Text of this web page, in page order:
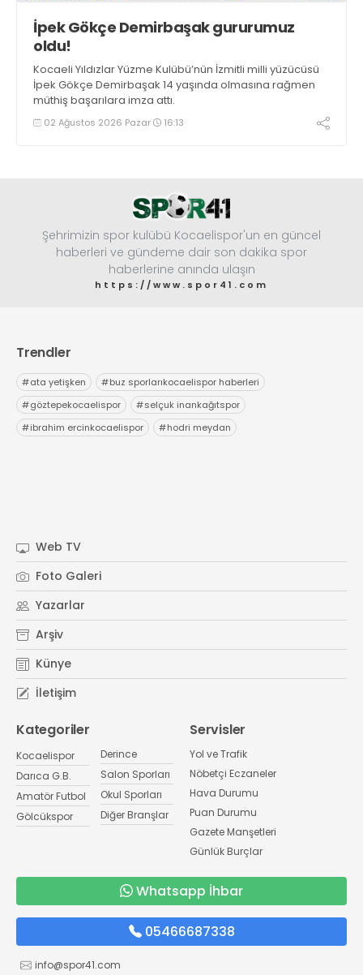
İpek Gökçe Demirbaşak gururumuz
oldu!
Kocaeli Yıldızlar Yüzme Kulübü’nün İzmitli milli yüzücüsü
İpek Gökçe Demirbaşak 14 yaşında olmasına rağmen
müthiş başarılara imza attı.
02 Ağustos 2026 Pazar 16:13
Şehrimizin spor kulübü Kocaelispor'un en güncel
haberleri ve gündeme dair son dakika spor
haberlerine anında ulaşın
https://www.spor41.com
Trendler
#ata yetişken #buz sporlarıkocaelispor haberleri
#göztepekocaelispor #selçuk inankağıtspor
#ibrahim ercinkocaelispor #hodri meydan
Web TV
Foto Galeri
Yazarlar
Arşiv
Künye
İletişim
Kategoriler
Kocaelispor
Darıca G.B.
Amatör Futbol
Gölcükspor
Derince
Salon Sporları
Okul Sporları
Diğer Branşlar
Servisler
Yol ve Trafik
Nöbetçi Eczaneler
Hava Durumu
Puan Durumu
Gazete Manşetleri
Günlük Burçlar
Whatsapp İhbar
05466687338
info@spor41.com